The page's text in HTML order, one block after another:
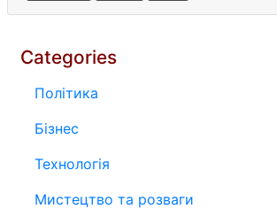
Categories
Політика
Бізнес
Технологія
Мистецтво та розваги